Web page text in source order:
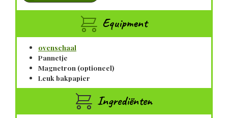
Equipment
ovenschaal
Pannetje
Magnetron (optioneel)
Leuk bakpapier
Ingrediënten